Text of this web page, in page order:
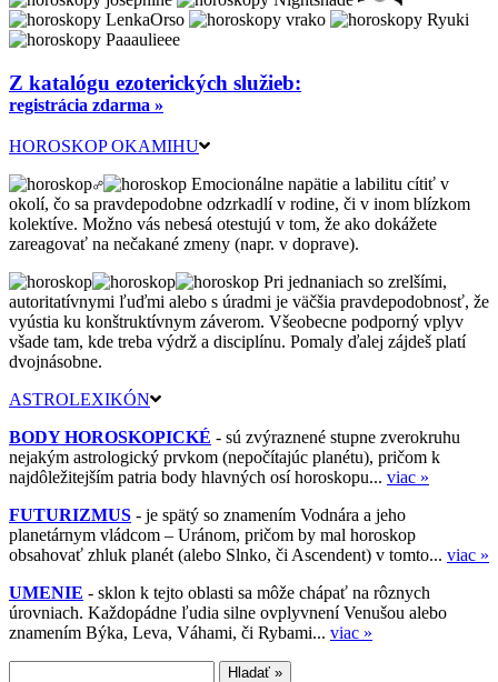
Z katalógu ezoterických služieb:
registrácia zdarma »
HOROSKOP OKAMIHU
Emocionálne napätie a labilitu cítiť v
okolí, čo sa pravdepodobne odzrkadlí v rodine, či v inom blízkom
kolektíve. Možno vás nebesá otestujú v tom, že ako dokážete
zareagovať na nečakané zmeny (napr. v doprave).
Pri jednaniach so zrelšími,
autoritatívnymi ľuďmi alebo s úradmi je väčšia pravdepodobnosť, že
vyústia ku konštruktívnym záverom. Všeobecne podporný vplyv
všade tam, kde treba výdrž a disciplínu. Pomaly ďalej zájdeš platí
dvojnásobne.
ASTROLEXIKÓN
BODY HOROSKOPICKÉ - sú zvýraznené stupne zverokruhu
nejakým astrologický prvkom (nepočítajúc planétu), pričom k
najdôležitejším patria body hlavných osí horoskopu... viac »
FUTURIZMUS - je spätý so znamením Vodnára a jeho
planetárnym vládcom – Uránom, pričom by mal horoskop
obsahovať zhluk planét (alebo Slnko, či Ascendent) v tomto... viac »
UMENIE - sklon k tejto oblasti sa môže chápať na rôznych
úrovniach. Každopádne ľudia silne ovplyvnení Venušou alebo
znamením Býka, Leva, Váhami, či Rybami... viac »